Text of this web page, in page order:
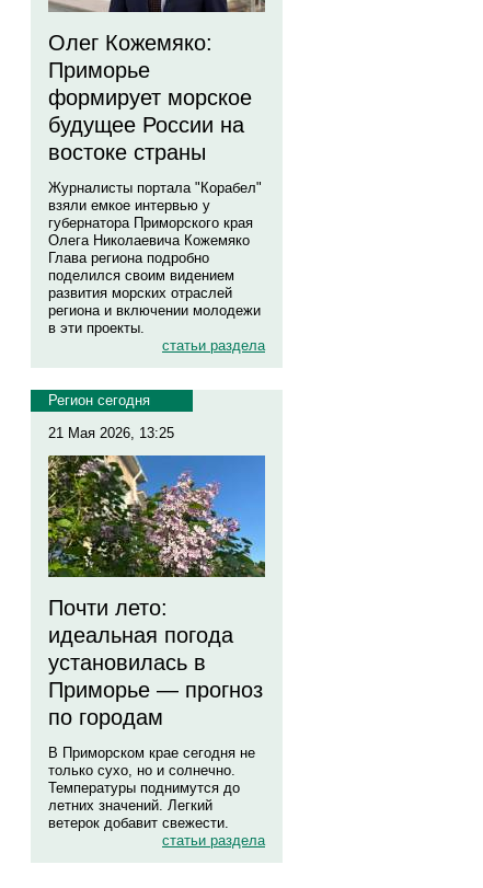
Олег Кожемяко:
Приморье
формирует морское
будущее России на
востоке страны
Журналисты портала "Корабел"
взяли емкое интервью у
губернатора Приморского края
Олега Николаевича Кожемяко
Глава региона подробно
поделился своим видением
развития морских отраслей
региона и включении молодежи
в эти проекты.
статьи раздела
Регион сегодня
21 Мая 2026, 13:25
Почти лето:
идеальная погода
установилась в
Приморье — прогноз
по городам
В Приморском крае сегодня не
только сухо, но и солнечно.
Температуры поднимутся до
летних значений. Легкий
ветерок добавит свежести.
статьи раздела